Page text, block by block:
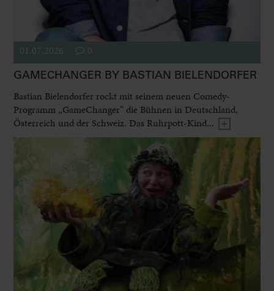
01.07.2026 0
GAMECHANGER BY BASTIAN BIELENDORFER
Bastian Bielendorfer rockt mit seinem neuen Comedy-
Programm „GameChanger“ die Bühnen in Deutschland,
Österreich und der Schweiz. Das Ruhrpott-Kind...